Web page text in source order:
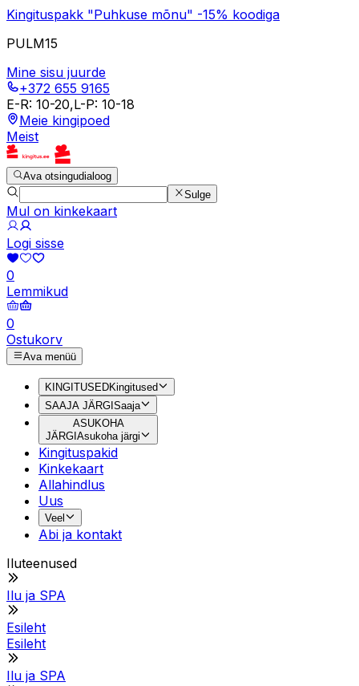
Kingituspakk "Puhkuse mõnu" -15% koodiga
PULM15
Mine sisu juurde
+372 655 9165
E-R: 10-20,L-P: 10-18
Meie kingipoed
Meist
Ava otsingudialoog
Sulge
Mul on kinkekaart
Logi sisse
0
Lemmikud
0
Ostukorv
Ava menüü
KINGITUSEDKingitused
SAAJA JÄRGISaaja
ASUKOHA
JÄRGI Asukoha järgi
Kingituspakid
Kinkekaart
Allahindlus
Uus
Veel
Abi ja kontakt
Iluteenused
Ilu ja SPA
Esileht
Esileht
Ilu ja SPA